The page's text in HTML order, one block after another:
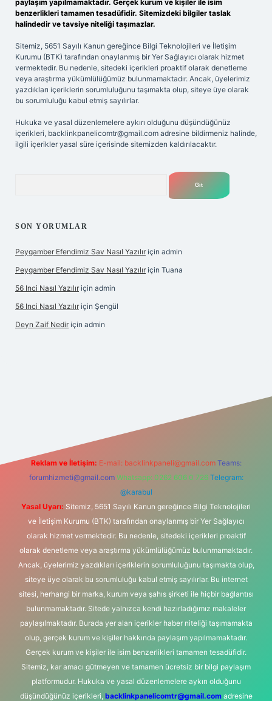
paylaşım yapılmamaktadır. Gerçek kurum ve kişiler ile isim
benzerlikleri tamamen tesadüfidir. Sitemizdeki bilgiler taslak
halindedir ve tavsiye niteliği taşımazlar.
Sitemiz, 5651 Sayılı Kanun gereğince Bilgi Teknolojileri ve İletişim
Kurumu (BTK) tarafından onaylanmış bir Yer Sağlayıcı olarak hizmet
vermektedir. Bu nedenle, sitedeki içerikleri proaktif olarak denetleme
veya araştırma yükümlülüğümüz bulunmamaktadır. Ancak, üyelerimiz
yazdıkları içeriklerin sorumluluğunu taşımakta olup, siteye üye olarak
bu sorumluluğu kabul etmiş sayılırlar.
Hukuka ve yasal düzenlemelere aykırı olduğunu düşündüğünüz
içerikleri, backlinkpanelicomtr@gmail.com adresine bildirmeniz halinde,
ilgili içerikler yasal süre içerisinde sitemizden kaldırılacaktır.
SON YORUMLAR
Peygamber Efendimiz Sav Nasıl Yazılır için admin
Peygamber Efendimiz Sav Nasıl Yazılır için Tuana
56 Inci Nasıl Yazılır için admin
56 Inci Nasıl Yazılır için Şengül
Deyn Zaif Nedir için admin
Reklam ve İletişim: E-mail: backlinkpaneli@gmail.com Teams:
forumhizmeti@gmail.com Whatsapp: 0262 606 0 726 Telegram:
@karabul
Yasal Uyarı: Sitemiz, 5651 Sayılı Kanun gereğince Bilgi Teknolojileri
ve İletişim Kurumu (BTK) tarafından onaylanmış bir Yer Sağlayıcı
olarak hizmet vermektedir. Bu nedenle, sitedeki içerikleri proaktif
olarak denetleme veya araştırma yükümlülüğümüz bulunmamaktadır.
Ancak, üyelerimiz yazdıkları içeriklerin sorumluluğunu taşımakta olup,
siteye üye olarak bu sorumluluğu kabul etmiş sayılırlar. Bu internet
sitesi, herhangi bir marka, kurum veya şahıs şirketi ile hiçbir bağlantısı
bulunmamaktadır. Sitede yalnızca kendi hazırladığımız makaleler
paylaşılmaktadır. Burada yer alan içerikler haber niteliği taşımamakta
olup, gerçek kurum ve kişiler hakkında paylaşım yapılmamaktadır.
Gerçek kurum ve kişiler ile isim benzerlikleri tamamen tesadüfidir.
Sitemiz, kar amacı gütmeyen ve tamamen ücretsiz bir bilgi paylaşım
platformudur. Hukuka ve yasal düzenlemelere aykırı olduğunu
düşündüğünüz içerikleri, backlinkpanelicomtr@gmail.comadresine